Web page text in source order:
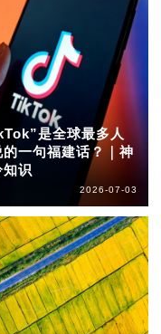
是全球最多人
的一句福建话？｜神
识
2026-07-03